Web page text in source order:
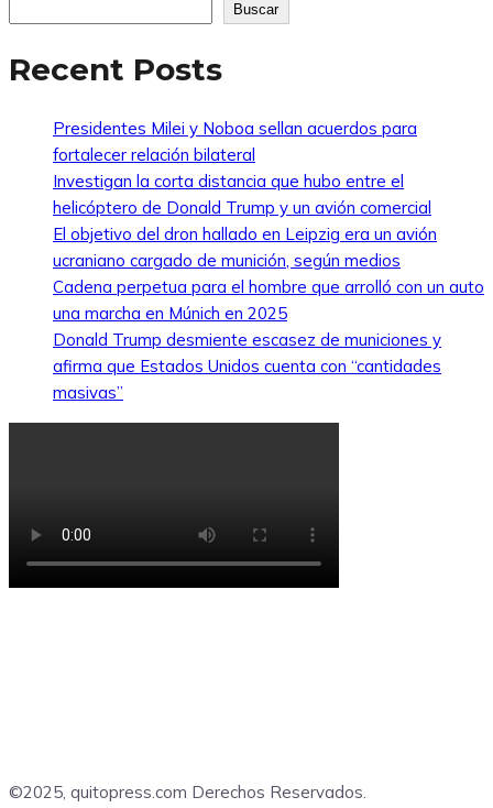
Buscar
Recent Posts
Presidentes Milei y Noboa sellan acuerdos para
fortalecer relación bilateral
Investigan la corta distancia que hubo entre el
helicóptero de Donald Trump y un avión comercial
El objetivo del dron hallado en Leipzig era un avión
ucraniano cargado de munición, según medios
Cadena perpetua para el hombre que arrolló con un auto
una marcha en Múnich en 2025
Donald Trump desmiente escasez de municiones y
afirma que Estados Unidos cuenta con “cantidades
masivas”
©2025, quitopress.com Derechos Reservados.